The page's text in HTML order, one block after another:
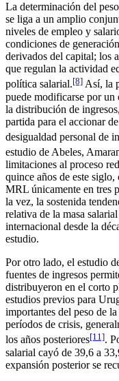
La determinación del
se liga a un amplio
niveles de empleo y
condiciones de
derivados del capital; los
que regulan la actividad
política salarial.[8] Así, la
puede modificarse por un
la distribución de
partida para el accionar
desigualdad personal de
estudio de Abeles,
limitaciones al proceso
quince años de este
MRL únicamente en tres
la vez, la sostenida
relativa de la masa
internacional desde la
estudio.
Por otro lado, el estudio
fuentes de ingresos
distribuyeron en el corto
estudios previos para
importantes del peso de
períodos de crisis,
los años posteriores[11].
salarial cayó de 39,6 a
expansión posterior se